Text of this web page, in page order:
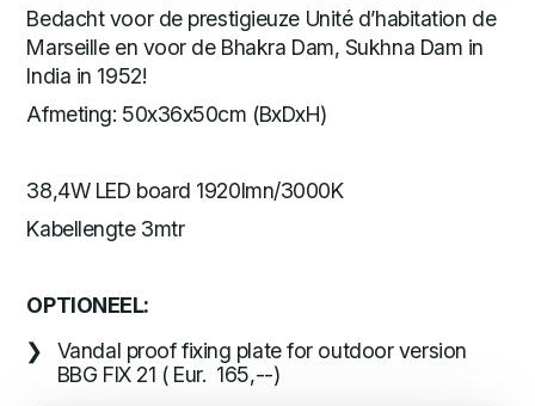
Bedacht voor de prestigieuze Unité d’habitation de
Marseille en voor de Bhakra Dam, Sukhna Dam in
India in 1952!
Afmeting: 50x36x50cm (BxDxH)
38,4W LED board 1920lmn/3000K
Kabellengte 3mtr
OPTIONEEL:
Vandal proof fixing plate for outdoor version
BBG FIX 21 ( Eur. 165,--)